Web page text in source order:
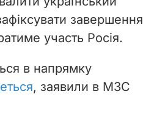
завершення
участь Росія.
в напрямку
, заявили в МЗС